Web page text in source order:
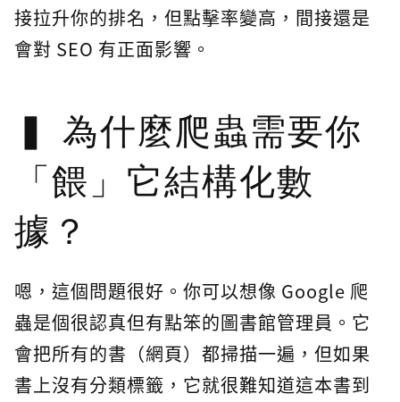
接拉升你的排名，但點擊率變高，間接還是
會對 SEO 有正面影響。
為什麼爬蟲需要你
「餵」它結構化數
據？
嗯，這個問題很好。你可以想像 Google 爬
蟲是個很認真但有點笨的圖書館管理員。它
會把所有的書（網頁）都掃描一遍，但如果
書上沒有分類標籤，它就很難知道這本書到